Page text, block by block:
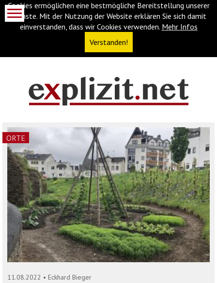
Cookies ermöglichen eine bestmögliche Bereitstellung unserer
Dienste. Mit der Nutzung der Website erklären Sie sich damit
einverstanden, dass wir Cookies verwenden. Mehr Infos
Verstanden!
(Accesskey
'1')Zur
Navigation
springen
(Accesskey
'3')Zur
Suche
springen
(Accesskey
ORTE
11.08.2022 • Eckhard Bieger